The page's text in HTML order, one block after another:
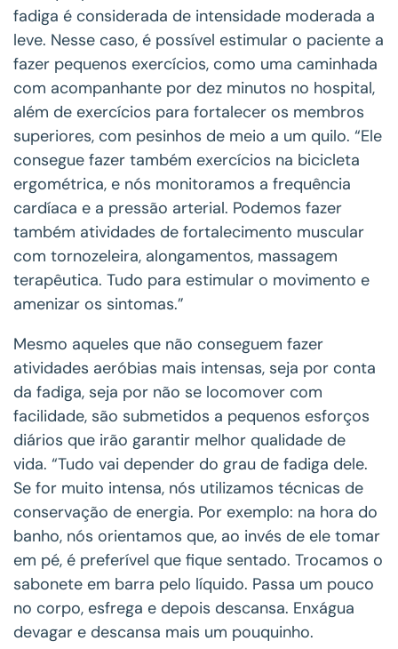
fadiga é considerada de intensidade moderada a
leve. Nesse caso, é possível estimular o paciente a
fazer pequenos exercícios, como uma caminhada
com acompanhante por dez minutos no hospital,
além de exercícios para fortalecer os membros
superiores, com pesinhos de meio a um quilo. “Ele
consegue fazer também exercícios na bicicleta
ergométrica, e nós monitoramos a frequência
cardíaca e a pressão arterial. Podemos fazer
também atividades de fortalecimento muscular
com tornozeleira, alongamentos, massagem
terapêutica. Tudo para estimular o movimento e
amenizar os sintomas.”
Mesmo aqueles que não conseguem fazer
atividades aeróbias mais intensas, seja por conta
da fadiga, seja por não se locomover com
facilidade, são submetidos a pequenos esforços
diários que irão garantir melhor qualidade de
vida. “Tudo vai depender do grau de fadiga dele.
Se for muito intensa, nós utilizamos técnicas de
conservação de energia. Por exemplo: na hora do
banho, nós orientamos que, ao invés de ele tomar
em pé, é preferível que fique sentado. Trocamos o
sabonete em barra pelo líquido. Passa um pouco
no corpo, esfrega e depois descansa. Enxágua
devagar e descansa mais um pouquinho.